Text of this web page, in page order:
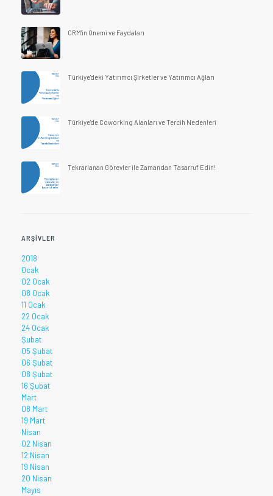
CRM'in Önemi ve Faydaları
Türkiye'deki Yatırımcı Şirketler ve Yatırımcı Ağları
Türkiye'de Coworking Alanları ve Tercih Nedenleri
Tekrarlanan Görevler ile Zamandan Tasarruf Edin!
ARŞIVLER
2018
Ocak
02 Ocak
08 Ocak
11 Ocak
22 Ocak
24 Ocak
Şubat
05 Şubat
06 Şubat
08 Şubat
16 Şubat
Mart
08 Mart
19 Mart
Nisan
02 Nisan
12 Nisan
19 Nisan
20 Nisan
Mayıs